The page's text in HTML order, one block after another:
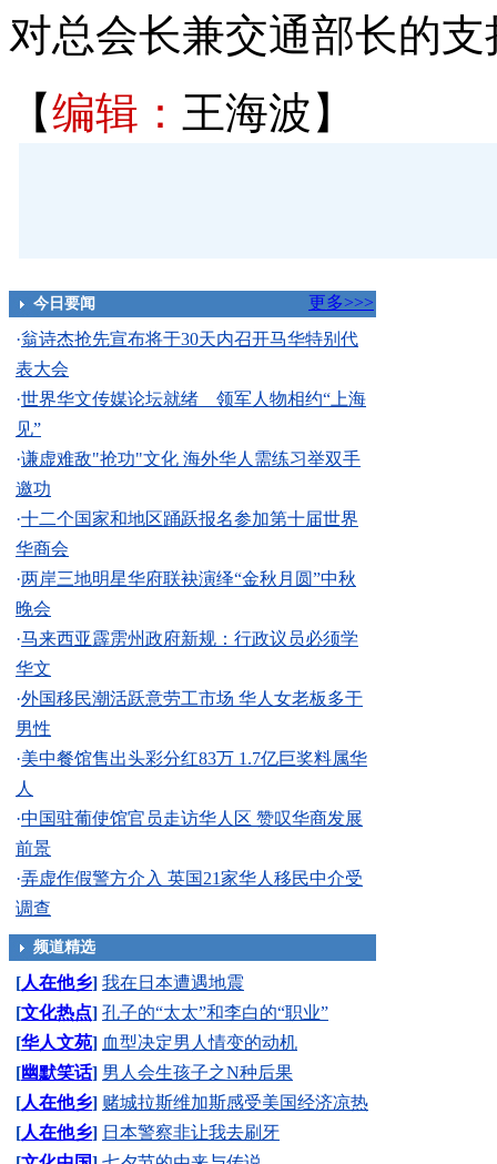
对总会长兼交通部长的支
【编辑： 王海波】
今日要闻
更多>>>
·翁诗杰抢先宣布将于30天内召开马华特别代
表大会
·世界华文传媒论坛就绪 领军人物相约“上海
见”
·谦虚难敌"抢功"文化 海外华人需练习举双手
邀功
·十二个国家和地区踊跃报名参加第十届世界
华商会
·两岸三地明星华府联袂演绎“金秋月圆”中秋
晚会
·马来西亚霹雳州政府新规：行政议员必须学
华文
·外国移民潮活跃意劳工市场 华人女老板多于
男性
·美中餐馆售出头彩分红83万 1.7亿巨奖料属华
人
·中国驻葡使馆官员走访华人区 赞叹华商发展
前景
·弄虚作假警方介入 英国21家华人移民中介受
调查
频道精选
[人在他乡] 我在日本遭遇地震
[文化热点] 孔子的“太太”和李白的“职业”
[华人文苑] 血型决定男人情变的动机
[幽默笑话] 男人会生孩子之N种后果
[人在他乡] 赌城拉斯维加斯感受美国经济凉热
[人在他乡] 日本警察非让我去刷牙